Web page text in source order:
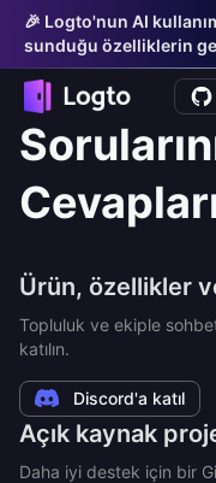
🎉 Logto'nun AI
sunduğu özelliklerin
Ürün, özellikler
Topluluk ve ekiple
katılın.
Discord'a katıl
Açık kaynak
Daha iyi destek için bir